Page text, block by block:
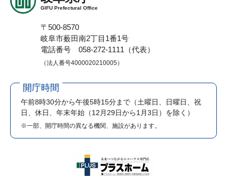
GIFU Prefectural Office
〒500-8570
岐阜市薮田南2丁目1番1号
電話番号 058-272-1111（代表）
（法人番号4000020210005）
開庁時間
午前8時30分から午後5時15分まで （土曜日、日曜日、祝
日、休日、年末年始（12月29日から1月3日）を除く）
※一部、開庁時間の異なる機関、施設があります。